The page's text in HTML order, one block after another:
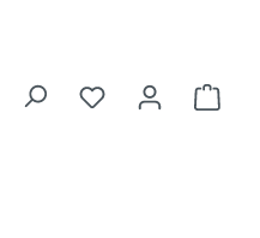
Werkzeugleiste anzeigen
Du hast 0